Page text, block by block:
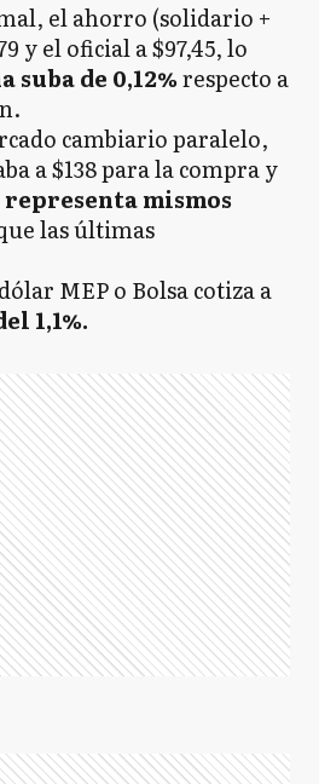
el ahorro (solidario +
y el oficial a $97,45, lo
suba de 0,12%respecto a
cambiario paralelo,
a $138 para la compra y
representa mismos
las últimas
MEP o Bolsa cotiza a
1,1%.